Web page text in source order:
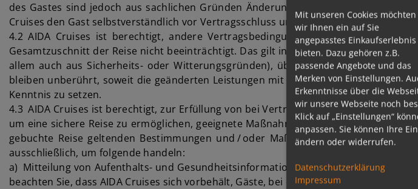
des Gastes sind jedoch aus sachlichen Gründen Änderungen hieran möglich, die
Cruises den Gast selbstverständlich vor Vertragsschluss unterrichten.
4.2 AIDA Cruises ist berechtigt, andere Vertragsbedingungen als den
Gesamtzuschnitt der Reise nicht beeinträchtigt. Das gilt insbesondere, aber nicht
allem auch aus Sicherheits- oder Witterungsgründen), über die allein der für das
bleiben unberührt, soweit die geänderten Leistungen mit Mängeln behaftet sind.
Kenntnis zu setzen.
4.3 AIDA Cruises ist berechtigt, zur Erfüllung von bei Vertragsschluss noch nicht
um eine sichere Reise zu ermöglichen, geeignete Maßnahmen vorzunehmen bzw.
gebuchte Reise geltenden Bestimmungen und / oder Maßnahmen informiert
ausschließlich, um folgende handeln:
a) Mitteilung von Aufenthalts- und Gesundheitsinformationen vor Anreise und bei
beachten Sie, dass AIDA Cruises sich vorbehält, Gäste, bei denen bestimmte
Mit unseren Cookies möchten
wir Ihnen ein auf Sie
angepasstes Einkaufserlebnis
bieten. Dazu gehören z.B.
passende Angebote und das
Merken von Einstellungen.
Erkenntnisse über die
wir unsere Webseite noch
Klick auf „Einstellungen“
anpassen. Sie können Ihre
ändern oder widerrufen.
Datenschutzerklärung
Impressum